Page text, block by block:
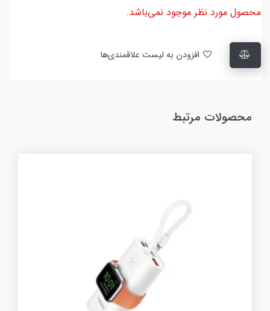
محصول مورد نظر موجود نمی‌باشد.
محصولات مرتبط